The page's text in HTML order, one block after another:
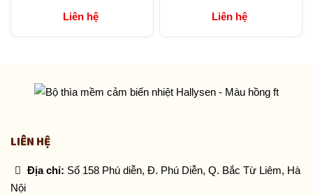
Hallysen - Màu be
Liên hệ
Hallysen - Màu hồng
Liên hệ
LIÊN HỆ
Địa chỉ: Số 158 Phú diễn, Đ. Phú Diễn, Q. Bắc Từ Liêm, Hà
Nội